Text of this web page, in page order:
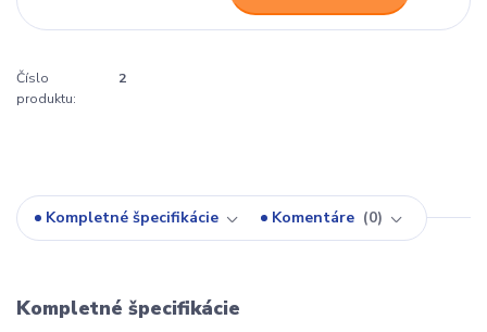
Číslo
produktu:
2
Kompletné špecifikácie Komentáre 0
Kompletné špecifikácie